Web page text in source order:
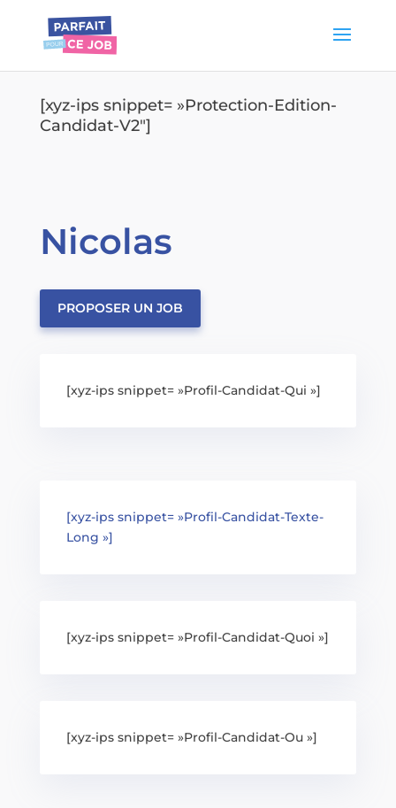
[xyz-ips snippet= »Protection-Edition-
Candidat-V2″]
Nicolas
PROPOSER UN JOB
[xyz-ips snippet= »Profil-Candidat-Qui »]
[xyz-ips snippet= »Profil-Candidat-Texte-
Long »]
[xyz-ips snippet= »Profil-Candidat-Quoi »]
[xyz-ips snippet= »Profil-Candidat-Ou »]